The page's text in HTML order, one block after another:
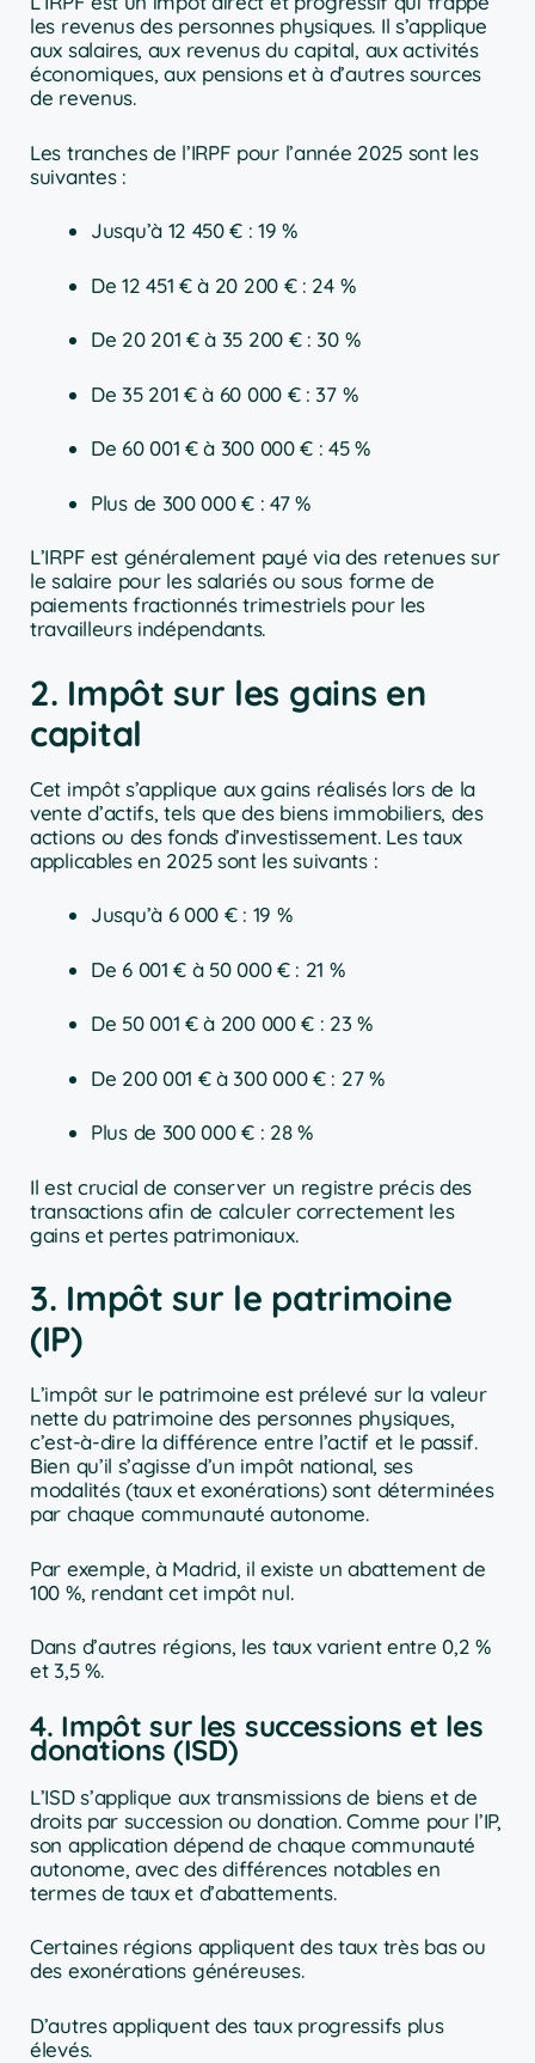
les revenus des personnes physiques. Il s’applique
aux salaires, aux revenus du capital, aux activités
économiques, aux pensions et à d’autres sources
de revenus.
Les tranches de l’IRPF pour l’année 2025 sont les
suivantes :
Jusqu’à 12 450 € : 19 %
De 12 451 € à 20 200 € : 24 %
De 20 201 € à 35 200 € : 30 %
De 35 201 € à 60 000 € : 37 %
De 60 001 € à 300 000 € : 45 %
Plus de 300 000 € : 47 %
L’IRPF est généralement payé via des retenues sur
le salaire pour les salariés ou sous forme de
paiements fractionnés trimestriels pour les
travailleurs indépendants.
2. Impôt sur les gains en
capital
Cet impôt s’applique aux gains réalisés lors de la
vente d’actifs, tels que des biens immobiliers, des
actions ou des fonds d’investissement. Les taux
applicables en 2025 sont les suivants :
Jusqu’à 6 000 € : 19 %
De 6 001 € à 50 000 € : 21 %
De 50 001 € à 200 000 € : 23 %
De 200 001 € à 300 000 € : 27 %
Plus de 300 000 € : 28 %
Il est crucial de conserver un registre précis des
transactions afin de calculer correctement les
gains et pertes patrimoniaux.
3. Impôt sur le patrimoine
(IP)
L’impôt sur le patrimoine est prélevé sur la valeur
nette du patrimoine des personnes physiques,
c’est-à-dire la différence entre l’actif et le passif.
Bien qu’il s’agisse d’un impôt national, ses
modalités (taux et exonérations) sont déterminées
par chaque communauté autonome.
Par exemple, à Madrid, il existe un abattement de
100 %, rendant cet impôt nul.
Dans d’autres régions, les taux varient entre 0,2 %
et 3,5 %.
4. Impôt sur les successions et les
donations (ISD)
L’ISD s’applique aux transmissions de biens et de
droits par succession ou donation. Comme pour l’IP,
son application dépend de chaque communauté
autonome, avec des différences notables en
termes de taux et d’abattements.
Certaines régions appliquent des taux très bas ou
des exonérations généreuses.
D’autres appliquent des taux progressifs plus
élevés.